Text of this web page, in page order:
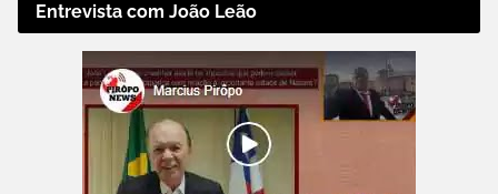
Entrevista com João Leão